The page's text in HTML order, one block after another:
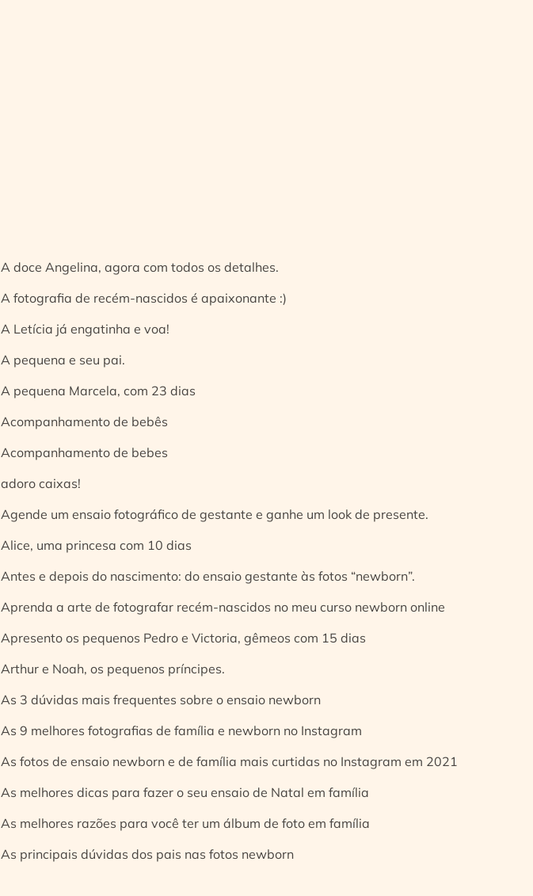
A doce Angelina, agora com todos os detalhes.
A fotografia de recém-nascidos é apaixonante :)
A Letícia já engatinha e voa!
A pequena e seu pai.
A pequena Marcela, com 23 dias
Acompanhamento de bebês
Acompanhamento de bebes
adoro caixas!
Agende um ensaio fotográfico de gestante e ganhe um look de presente.
Alice, uma princesa com 10 dias
Antes e depois do nascimento: do ensaio gestante às fotos “newborn”.
Aprenda a arte de fotografar recém-nascidos no meu curso newborn online
Apresento os pequenos Pedro e Victoria, gêmeos com 15 dias
Arthur e Noah, os pequenos príncipes.
As 3 dúvidas mais frequentes sobre o ensaio newborn
As 9 melhores fotografias de família e newborn no Instagram
As fotos de ensaio newborn e de família mais curtidas no Instagram em 2021
As melhores dicas para fazer o seu ensaio de Natal em família
As melhores razões para você ter um álbum de foto em família
As principais dúvidas dos pais nas fotos newborn